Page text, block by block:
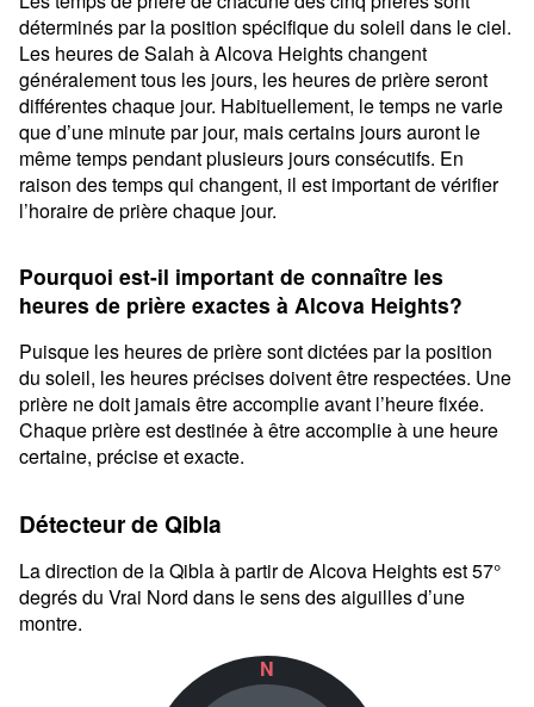
déterminés par la position spécifique du soleil dans le ciel.
Les heures de Salah à Alcova Heights changent
généralement tous les jours, les heures de prière seront
différentes chaque jour. Habituellement, le temps ne varie
que d’une minute par jour, mais certains jours auront le
même temps pendant plusieurs jours consécutifs. En
raison des temps qui changent, il est important de vérifier
l’horaire de prière chaque jour.
Pourquoi est-il important de connaître les
heures de prière exactes à Alcova Heights?
Puisque les heures de prière sont dictées par la position
du soleil, les heures précises doivent être respectées. Une
prière ne doit jamais être accomplie avant l’heure fixée.
Chaque prière est destinée à être accomplie à une heure
certaine, précise et exacte.
Détecteur de Qibla
La direction de la Qibla à partir de Alcova Heights est 57°
degrés du Vrai Nord dans le sens des aiguilles d’une
montre.
N